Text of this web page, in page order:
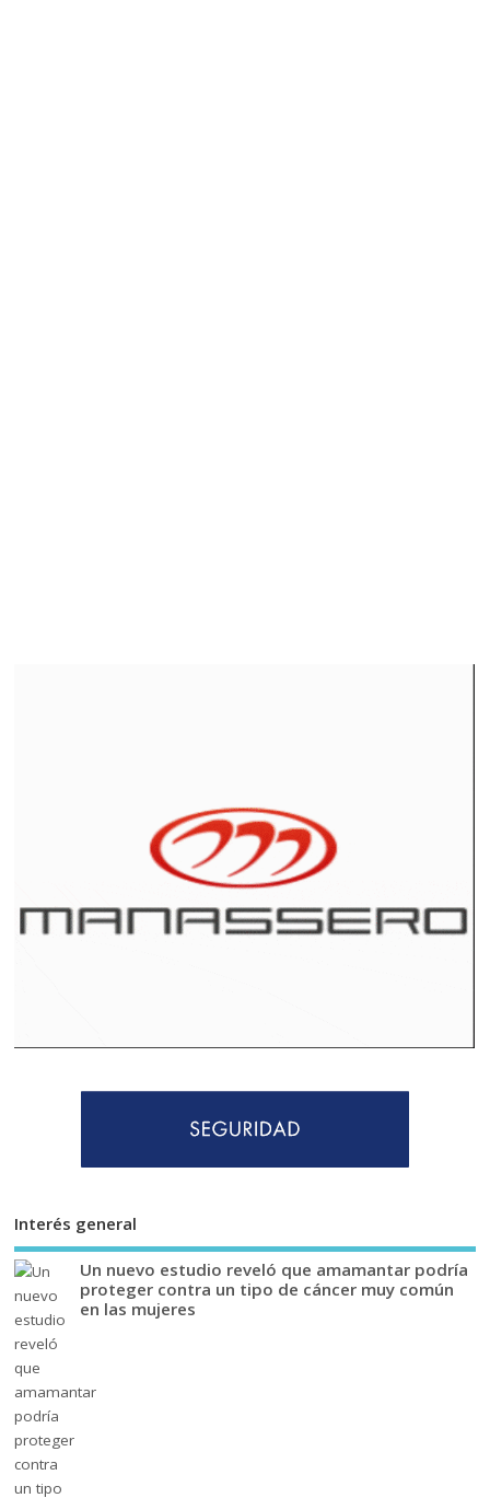
Interés general
Un nuevo estudio reveló que amamantar podría
proteger contra un tipo de cáncer muy común
en las mujeres